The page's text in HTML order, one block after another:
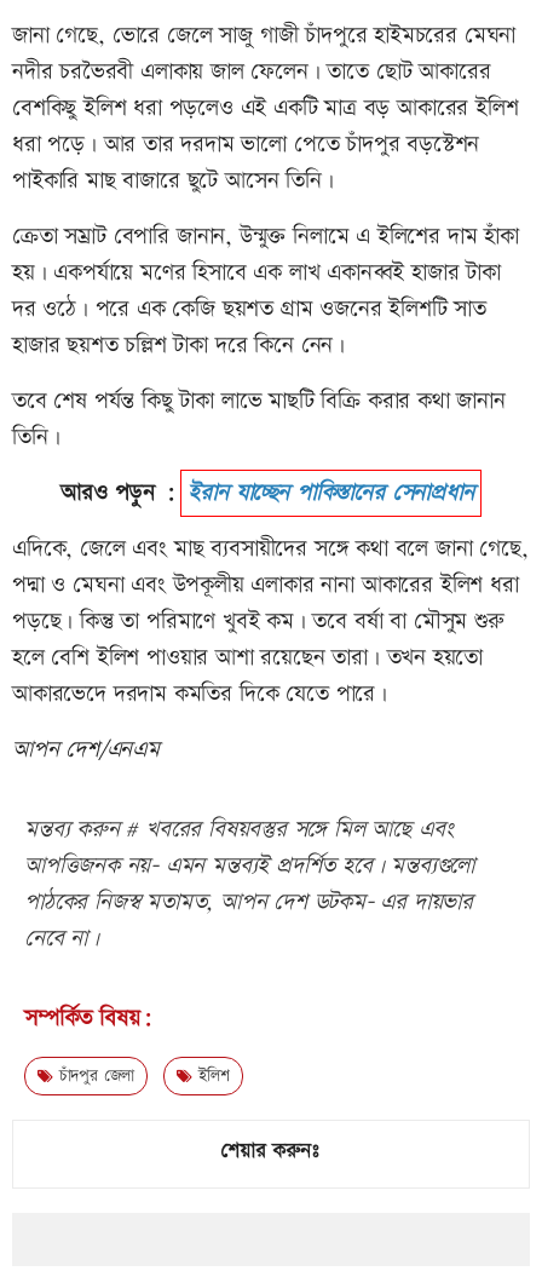
জানা গেছে, ভোরে জেলে সাজু গাজী চাঁদপুরে হাইমচরের মেঘনা
নদীর চরভৈরবী এলাকায় জাল ফেলেন। তাতে ছোট আকারের
বেশকিছু ইলিশ ধরা পড়লেও এই একটি মাত্র বড় আকারের ইলিশ
ধরা পড়ে। আর তার দরদাম ভালো পেতে চাঁদপুর বড়স্টেশন
পাইকারি মাছ বাজারে ছুটে আসেন তিনি।
ক্রেতা সম্রাট বেপারি জানান, উন্মুক্ত নিলামে এ ইলিশের দাম হাঁকা
হয়। একপর্যায়ে মণের হিসাবে এক লাখ একানব্বই হাজার টাকা
দর ওঠে। পরে এক কেজি ছয়শত গ্রাম ওজনের ইলিশটি সাত
হাজার ছয়শত চল্লিশ টাকা দরে কিনে নেন।
তবে শেষ পর্যন্ত কিছু টাকা লাভে মাছটি বিক্রি করার কথা জানান
তিনি।
আরও পড়ুন : ইরান যাচ্ছেন পাকিস্তানের সেনাপ্রধান
এদিকে, জেলে এবং মাছ ব্যবসায়ীদের সঙ্গে কথা বলে জানা গেছে,
পদ্মা ও মেঘনা এবং উপকূলীয় এলাকার নানা আকারের ইলিশ ধরা
পড়ছে। কিন্তু তা পরিমাণে খুবই কম। তবে বর্ষা বা মৌসুম শুরু
হলে বেশি ইলিশ পাওয়ার আশা রয়েছেন তারা। তখন হয়তো
আকারভেদে দরদাম কমতির দিকে যেতে পারে।
আপন দেশ/এনএম
মন্তব্য করুন # খবরের বিষয়বস্তুর সঙ্গে মিল আছে এবং
আপত্তিজনক নয়- এমন মন্তব্যই প্রদর্শিত হবে। মন্তব্যগুলো
পাঠকের নিজস্ব মতামত, আপন দেশ ডটকম- এর দায়ভার
নেবে না।
সম্পর্কিত বিষয়:
চাঁদপুর জেলা ইলিশ
শেয়ার করুনঃ